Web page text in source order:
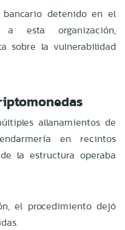
detenido en el
esta organización,
sobre la vulnerabilidad
allanamientos de
en recintos
la estructura operaba
el procedimiento dejó